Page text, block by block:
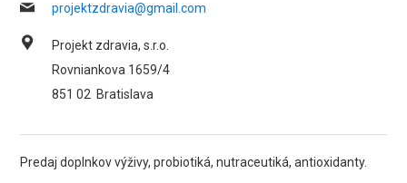
projektzdravia@gmail.com
Projekt zdravia, s.r.o.
Rovniankova 1659/4
851 02 Bratislava
Predaj doplnkov výživy, probiotiká, nutraceutiká, antioxidanty.